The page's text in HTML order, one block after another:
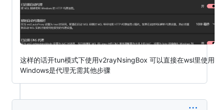
这样的话开tun模式下使用v2rayNsingBox 可以直接在wsl里使用
Windows是代理无需其他步骤